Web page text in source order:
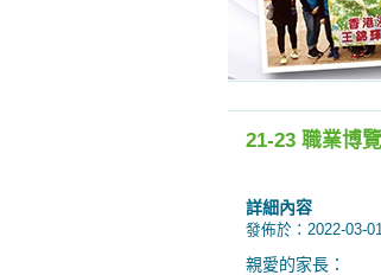
21-23 職業博
詳細內容
發佈於：2022-03-
親愛的家長：